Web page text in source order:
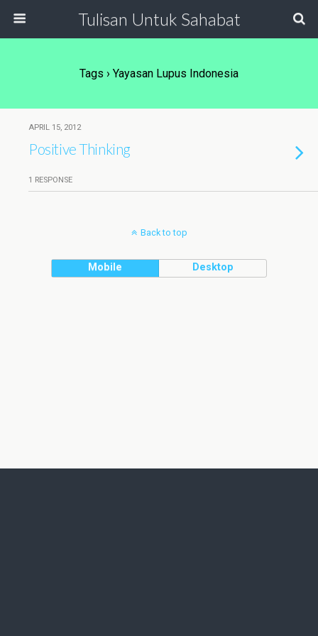
Tulisan Untuk Sahabat
Tags › Yayasan Lupus Indonesia
APRIL 15, 2012
Positive Thinking
1 RESPONSE
Back to top
Mobile Desktop